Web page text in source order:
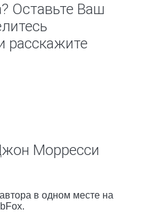
Оставьте Ваш
расскажите
Морресси
в одном месте на